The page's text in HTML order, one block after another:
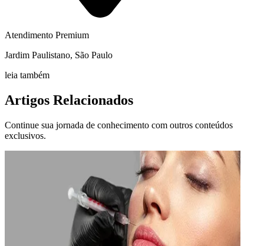
Atendimento Premium
Jardim Paulistano, São Paulo
leia também
Artigos Relacionados
Continue sua jornada de conhecimento com outros conteúdos
exclusivos.